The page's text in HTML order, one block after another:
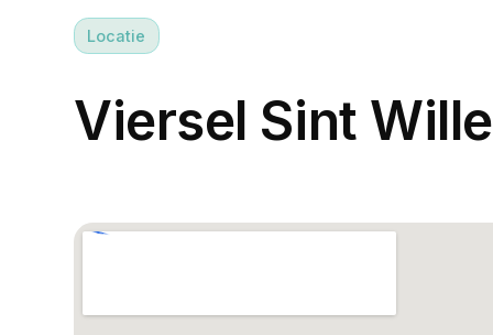
Locatie
Viersel Sint Wille